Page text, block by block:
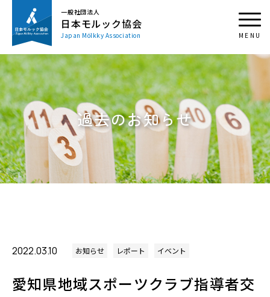
一般社団法人
日本モルック協会
Japan Mölkky Association
過去のお知らせ
2022.03.10 お知らせ レポート イベント
愛知県地域スポーツクラブ指導者交